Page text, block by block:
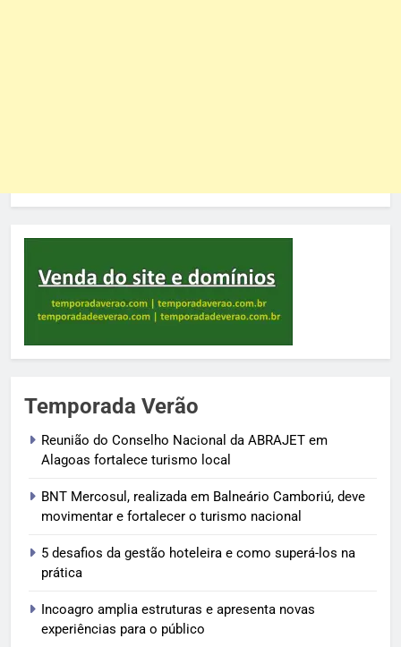
Temporada Verão
Reunião do Conselho Nacional da ABRAJET em
Alagoas fortalece turismo local
BNT Mercosul, realizada em Balneário Camboriú, deve
movimentar e fortalecer o turismo nacional
5 desafios da gestão hoteleira e como superá-los na
prática
Incoagro amplia estruturas e apresenta novas
experiências para o público